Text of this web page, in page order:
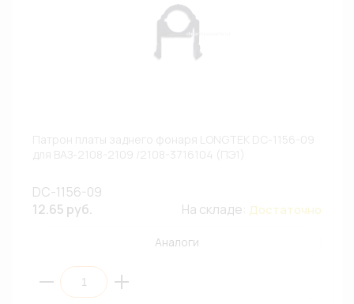
DC-1156-09
12.65 руб.
На складе: Достаточно
Аналоги